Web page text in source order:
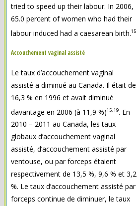
tried to speed up their labour. In 2006,
65.0 percent of women who had their
labour induced had a caesarean birth.15
Accouchement vaginal assisté
Le taux d’accouchement vaginal
assisté a diminué au Canada. Il était de
16,3 % en 1996 et avait diminué
davantage en 2006 (à 11,9 %)15, 19. En
2010 – 2011 au Canada, les taux
globaux d’accouchement vaginal
assisté, d’accouchement assisté par
ventouse, ou par forceps étaient
respectivement de 13,5 %, 9,6 % et 3,2
%. Le taux d’accouchement assisté par
forceps continue de diminuer, le taux